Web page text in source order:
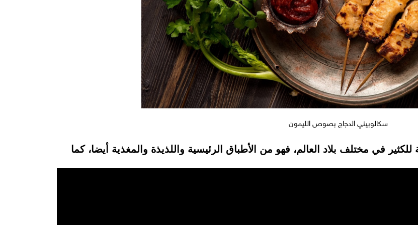
سكالوبيني الدجاج بصوص الليمون
في مختلف بلاد العالم، فهو من الأطباق الرئيسية واللذيذة والمغذية أيضا، كما